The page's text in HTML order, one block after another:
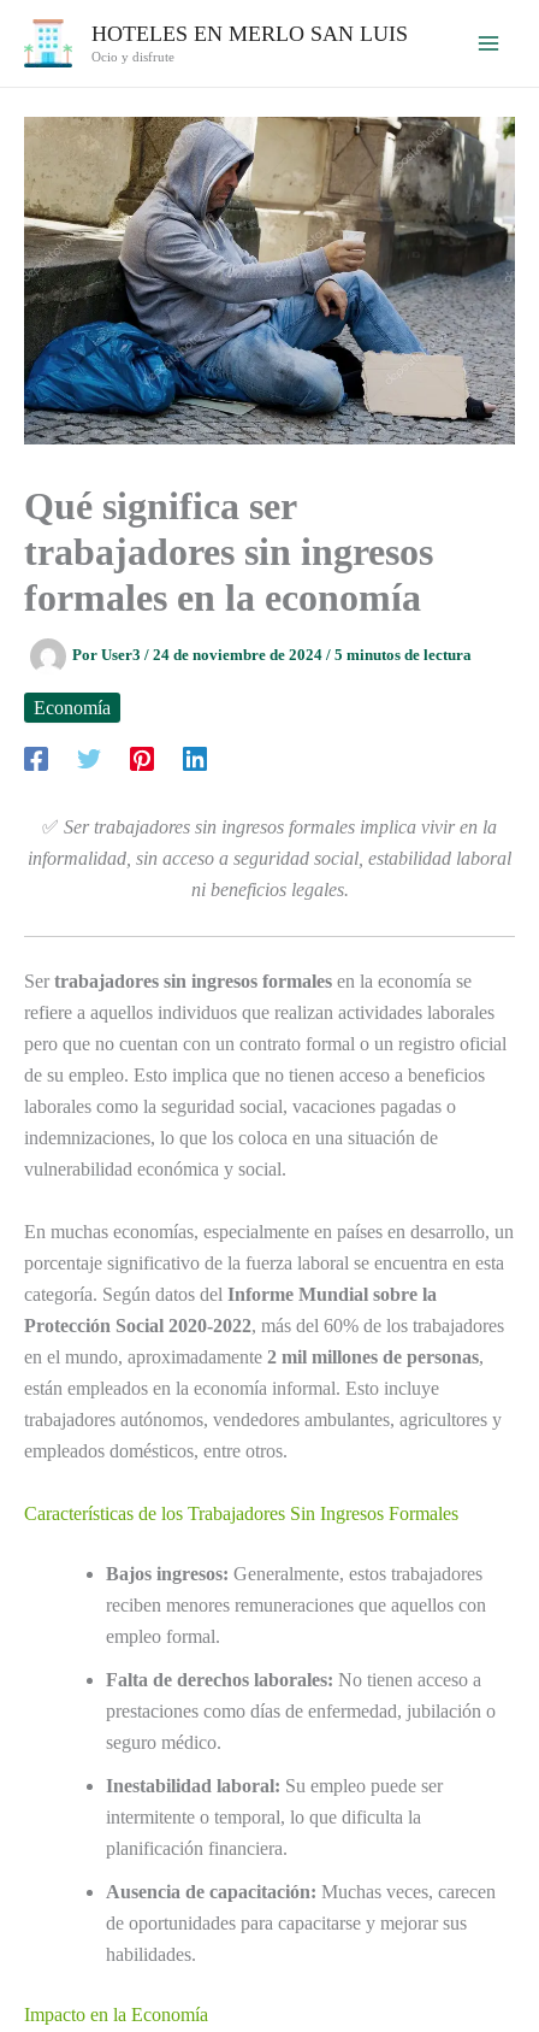
HOTELES EN MERLO SAN LUIS
Ocio y disfrute
Qué significa ser
trabajadores sin ingresos
formales en la economía
Por User3 / 24 de noviembre de 2024 / 5 minutos de lectura
Economía
✅ Ser trabajadores sin ingresos formales implica vivir en la
informalidad, sin acceso a seguridad social, estabilidad laboral
ni beneficios legales.
Ser trabajadores sin ingresos formales en la economía se
refiere a aquellos individuos que realizan actividades laborales
pero que no cuentan con un contrato formal o un registro oficial
de su empleo. Esto implica que no tienen acceso a beneficios
laborales como la seguridad social, vacaciones pagadas o
indemnizaciones, lo que los coloca en una situación de
vulnerabilidad económica y social.
En muchas economías, especialmente en países en desarrollo, un
porcentaje significativo de la fuerza laboral se encuentra en esta
categoría. Según datos del Informe Mundial sobre la
Protección Social 2020-2022, más del 60% de los trabajadores
en el mundo, aproximadamente 2 mil millones de personas,
están empleados en la economía informal. Esto incluye
trabajadores autónomos, vendedores ambulantes, agricultores y
empleados domésticos, entre otros.
Características de los Trabajadores Sin Ingresos Formales
Bajos ingresos: Generalmente, estos trabajadores
reciben menores remuneraciones que aquellos con
empleo formal.
Falta de derechos laborales: No tienen acceso a
prestaciones como días de enfermedad, jubilación o
seguro médico.
Inestabilidad laboral: Su empleo puede ser
intermitente o temporal, lo que dificulta la
planificación financiera.
Ausencia de capacitación: Muchas veces, carecen
de oportunidades para capacitarse y mejorar sus
habilidades.
Impacto en la Economía